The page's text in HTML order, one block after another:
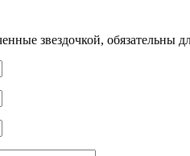
звездочкой, обязательны